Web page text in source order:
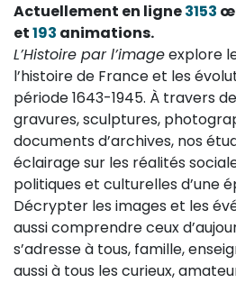
Actuellement en ligne3153
et193 animations.
L’Histoire par l’imageexplore
l’histoire de France et les
période 1643-1945. À travers
gravures, sculptures,
documents d’archives, nos
éclairage sur les réalités
politiques et culturelles d’une
Décrypter les images et les
aussi comprendre ceux
s’adresse à tous, famille,
aussi à tous les curieux,